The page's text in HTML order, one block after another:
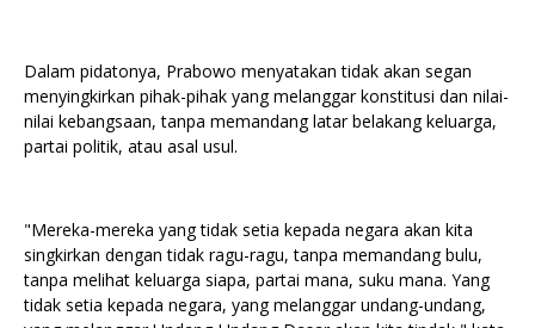
Dalam pidatonya, Prabowo menyatakan tidak akan segan
menyingkirkan pihak-pihak yang melanggar konstitusi dan nilai-
nilai kebangsaan, tanpa memandang latar belakang keluarga,
partai politik, atau asal usul.
"Mereka-mereka yang tidak setia kepada negara akan kita
singkirkan dengan tidak ragu-ragu, tanpa memandang bulu,
tanpa melihat keluarga siapa, partai mana, suku mana. Yang
tidak setia kepada negara, yang melanggar undang-undang,